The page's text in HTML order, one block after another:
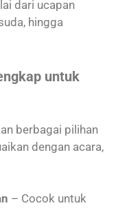
dari ucapan
hingga
untuk
berbagai pilihan
dengan acara,
– Cocok untuk